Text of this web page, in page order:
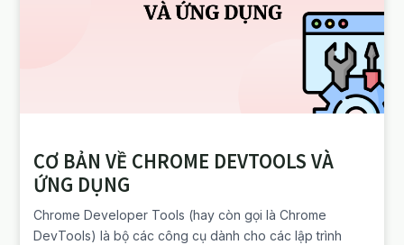
CƠ BẢN VỀ CHROME DEVTOOLS VÀ
ỨNG DỤNG
Chrome Developer Tools (hay còn gọi là Chrome
DevTools) là bộ các công cụ dành cho các lập trình